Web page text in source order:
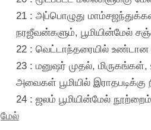
21 : அப்பொழுது
நரஜீவன்களும், பூமியின்மேல்
22 : வெட்டாந்தரையில் உண்டான
23 : மனுஷர் முதல்,
அவைகள் பூமியில்
24 : ஜலம் பூமியின்மேல்
மேல்